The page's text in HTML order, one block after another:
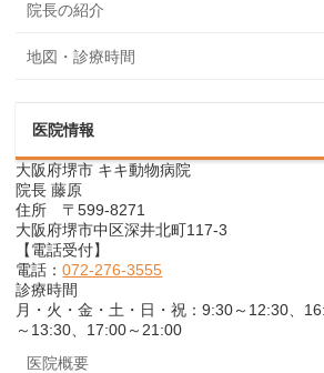
院長の紹介
地図・診療時間
医院情報
大阪府堺市 キキ動物病院
院長 藤原
住所 〒599-8271
大阪府堺市中区深井北町117-3
【電話受付】
電話：072-276-3555
診療時間
月・火・金・土・日・祝：9:30～12:30、
～13:30、17:00～21:00
医院概要